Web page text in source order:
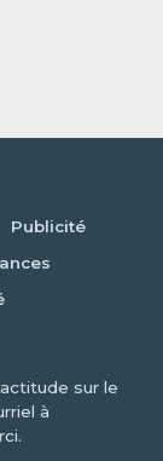
Publicité
sur le
à